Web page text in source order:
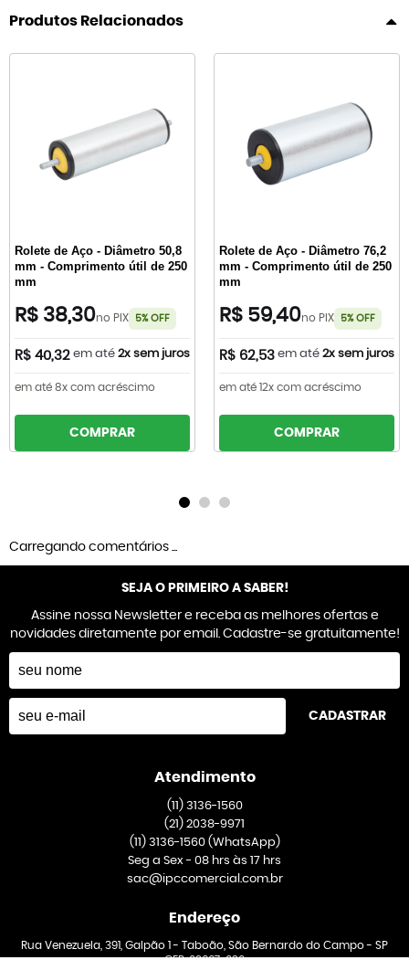
Produtos Relacionados
Rolete de Aço - Diâmetro 50,8
mm - Comprimento útil de 250
mm
R$ 38,30no PIX 5% OFF
R$ 40,32 em até 2x sem juros
em até 8x com acréscimo
COMPRAR
Rolete de Aço - Diâmetro 76,2
mm - Comprimento útil de 250
mm
R$ 59,40no PIX 5% OFF
R$ 62,53 em até 2x sem juros
em até 12x com acréscimo
COMPRAR
Carregando comentários ...
SEJA O PRIMEIRO A SABER!
Assine nossa Newsletter e receba as melhores ofertas e
novidades diretamente por email. Cadastre-se gratuitamente!
CADASTRAR
Atendimento
(11)3136-1560
(21) 2038-9971
(11)3136-1560 (WhatsApp)
Seg a Sex - 08 hrs às 17 hrs
sac@ipccomercial.com.br
Endereço
Rua Venezuela, 391, Galpão 1 - Taboão, São Bernardo do Campo- SP